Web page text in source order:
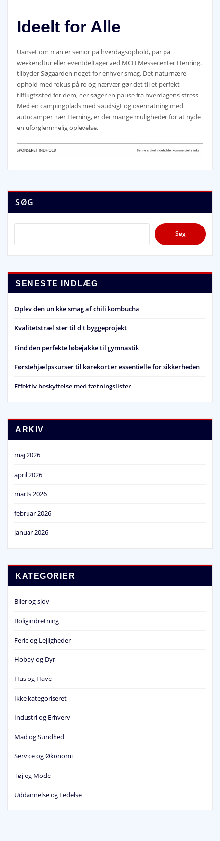
Ideelt for Alle
Uanset om man er senior på hverdagsophold, par på
weekendtur eller eventdeltager ved MCH Messecenter Herning,
tilbyder Søgaarden noget for enhver smag. Det naturnære
ophold med fokus på ro og nærvær gør det til et perfekt
tilflugtssted for dem, der søger en pause fra hverdagens stress.
Med en campingplads med søudsigt og overnatning med
autocamper nær Herning, er der mange muligheder for at nyde
en uforglemmelig oplevelse.
SØG
Søg
SENESTE INDLÆG
Oplev den unikke smag af chili kombucha
Kvalitetstrælister til dit byggeprojekt
Find den perfekte løbejakke til gymnastik
Førstehjælpskurser til kørekort er essentielle for sikkerheden
Effektiv beskyttelse med tætningslister
ARKIV
maj 2026
april 2026
marts 2026
februar 2026
januar 2026
KATEGORIER
Biler og sjov
Boligindretning
Ferie og Lejligheder
Hobby og Dyr
Hus og Have
Ikke kategoriseret
Industri og Erhverv
Mad og Sundhed
Service og Økonomi
Tøj og Mode
Uddannelse og Ledelse